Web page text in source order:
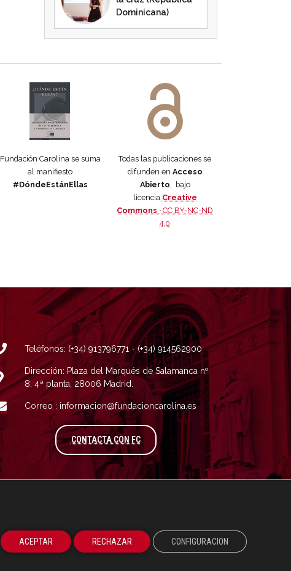
Dominicana)
Fundación Carolina se suma
al manifiesto
#DóndeEstánEllas
Todas las publicaciones se
difunden en Acceso
Abierto , bajo
licencia Creative
Commons ·CC BY-NC-ND
4.0
Teléfonos: (+34) 913796771 - (+34) 914562900
Dirección: Plaza del Marqués de Salamanca nº
8, 4ª planta, 28006 Madrid.
Correo : informacion@fundacioncarolina.es
CONTACTA CON FCA TRAVÉS DEL FORMULARIO DE
ACEPTAR RECHAZAR CONFIGURACION